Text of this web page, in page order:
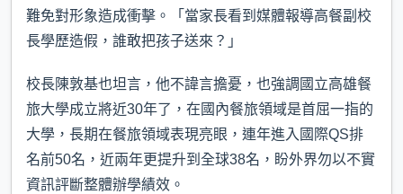
難免對形象造成衝擊。「當家長看到媒體報導高餐副校
長學歷造假，誰敢把孩子送來？」
校長陳敦基也坦言，他不諱言擔憂，也強調國立高雄餐
旅大學成立將近30年了，在國內餐旅領域是首屈一指的
大學，長期在餐旅領域表現亮眼，連年進入國際QS排
名前50名，近兩年更提升到全球38名，盼外界勿以不實
資訊評斷整體辦學績效。